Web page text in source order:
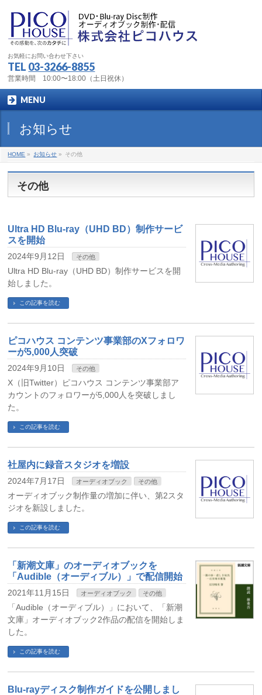
お気軽にお問い合わせ下さい
TEL 03-3266-8855
営業時間 10:00〜18:00（土日祝休）
MENU
お知らせ
HOME » お知らせ » その他
その他
Ultra HD Blu-ray（UHD BD）制作サービ
スを開始
2024年9月12日 その他
Ultra HD Blu-ray（UHD BD）制作サービスを開
始しました。
この記事を読む
ピコハウス コンテンツ事業部のXフォロワ
ーが5,000人突破
2024年9月10日 その他
X（旧Twitter）ピコハウス コンテンツ事業部ア
カウントのフォロワーが5,000人を突破しまし
た。
この記事を読む
社屋内に録音スタジオを増設
2024年7月17日 オーディオブック その他
オーディオブック制作量の増加に伴い、第2スタ
ジオを新設しました。
この記事を読む
「新潮文庫」のオーディオブックを
「Audible（オーディブル）」で配信開始
2021年11月15日 オーディオブック その他
「Audible（オーディブル）」において、「新潮
文庫」オーディオブック2作品の配信を開始しま
した。
この記事を読む
Blu-rayディスク制作ガイドを公開しまし